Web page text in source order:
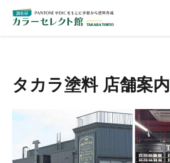
ホーム 店舗案内
タカラ塗料 店舗案内